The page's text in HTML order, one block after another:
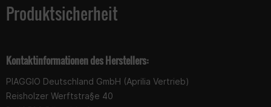
Produktsicherheit
Kontaktinformationen des Herstellers:
PIAGGIO Deutschland GmbH (Aprilia Vertrieb)
Reisholzer Werftstra§e 40